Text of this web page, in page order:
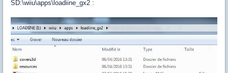
SD:\wiiu\apps\loadiine_gx2 :